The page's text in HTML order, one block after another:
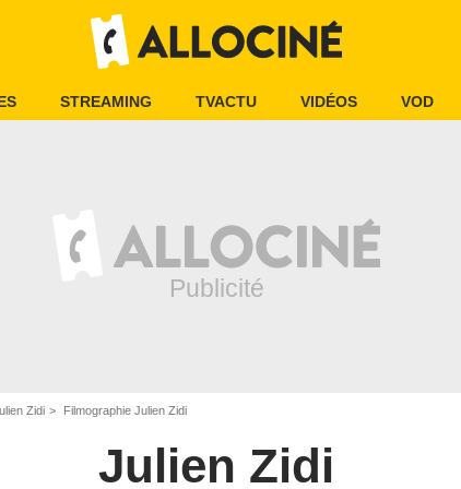
STREAMING TVACTU VIDÉOS VOD
Zidi Filmographie Julien Zidi
Julien Zidi